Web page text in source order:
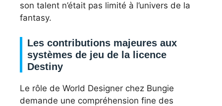
son talent n’était pas limité à l’univers de la
fantasy.
Les contributions majeures aux
systèmes de jeu de la licence
Destiny
Le rôle de World Designer chez Bungie
demande une compréhension fine des